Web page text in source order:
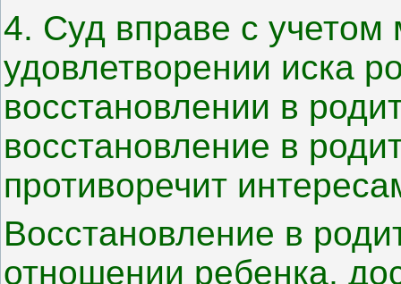
4. Суд вправе с учетом
удовлетворении иска
восстановлении в
восстановление в
противоречит
Восстановление в
отношении ребенка,